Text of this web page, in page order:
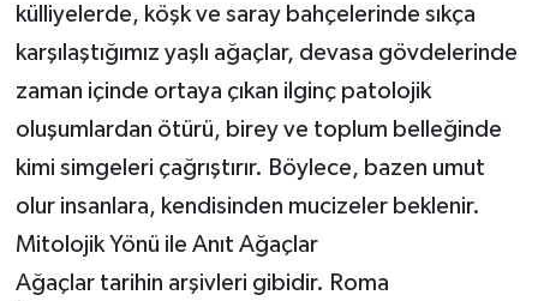
külliyelerde, köşk ve saray bahçelerinde sıkça
karşılaştığımız yaşlı ağaçlar, devasa gövdelerinde
zaman içinde ortaya çıkan ilginç patolojik
oluşumlardan ötürü, birey ve toplum belleğinde
kimi simgeleri çağrıştırır. Böylece, bazen umut
olur insanlara, kendisinden mucizeler beklenir.
Mitolojik Yönü ile Anıt Ağaçlar
Ağaçlar tarihin arşivleri gibidir. Roma